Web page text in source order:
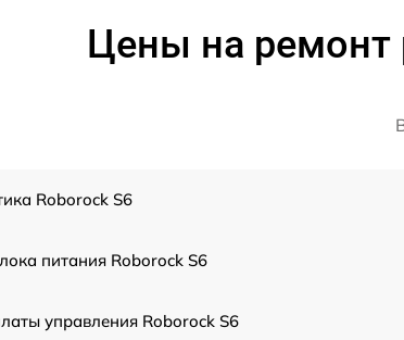
Цены на ремонт
Roborock S6
питания Roborock S6
управления Roborock S6